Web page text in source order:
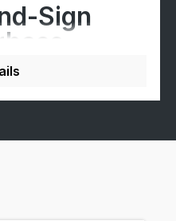
Sign
-